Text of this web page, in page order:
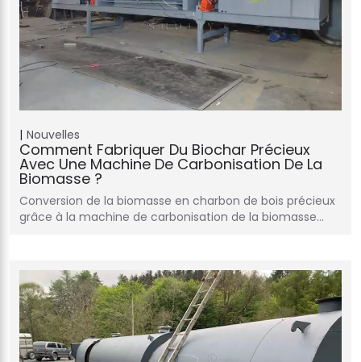
Nouvelles
Comment Fabriquer Du Biochar Précieux
Avec Une Machine De Carbonisation De La
Biomasse ?
Conversion de la biomasse en charbon de bois précieux
grâce à la machine de carbonisation de la biomasse…